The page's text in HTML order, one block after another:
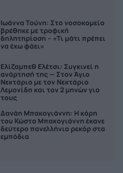
Ιωάννα Τούνη: Στο νοσοκομείο
βρέθηκε με τροφική
δηλητηρίαση – «Τι μάτι πρέπει
να έχω φάει»
Ελίζαμπεθ Ελέτσι: Συγκινεί η
ανάρτησή της — Στον Άγιο
Νεκτάριο με τον Νεκτάριο
Λεμονίδη και τον 2 μηνών γιο
τους
Δανάη Μπακογιάννη: Η κόρη
του Κώστα Μπακογιάννη έκανε
δεύτερο πανελλήνιο ρεκόρ στα
εμπόδια